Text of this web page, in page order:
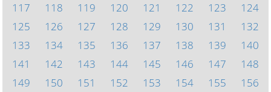
117
118 119 120 121 122 123
124
125
126 127 128 129 130 131
132
133
134 135 136 137 138 139
140
141
142 143 144 145 146 147
148
149
150 151 152 153 154 155
156